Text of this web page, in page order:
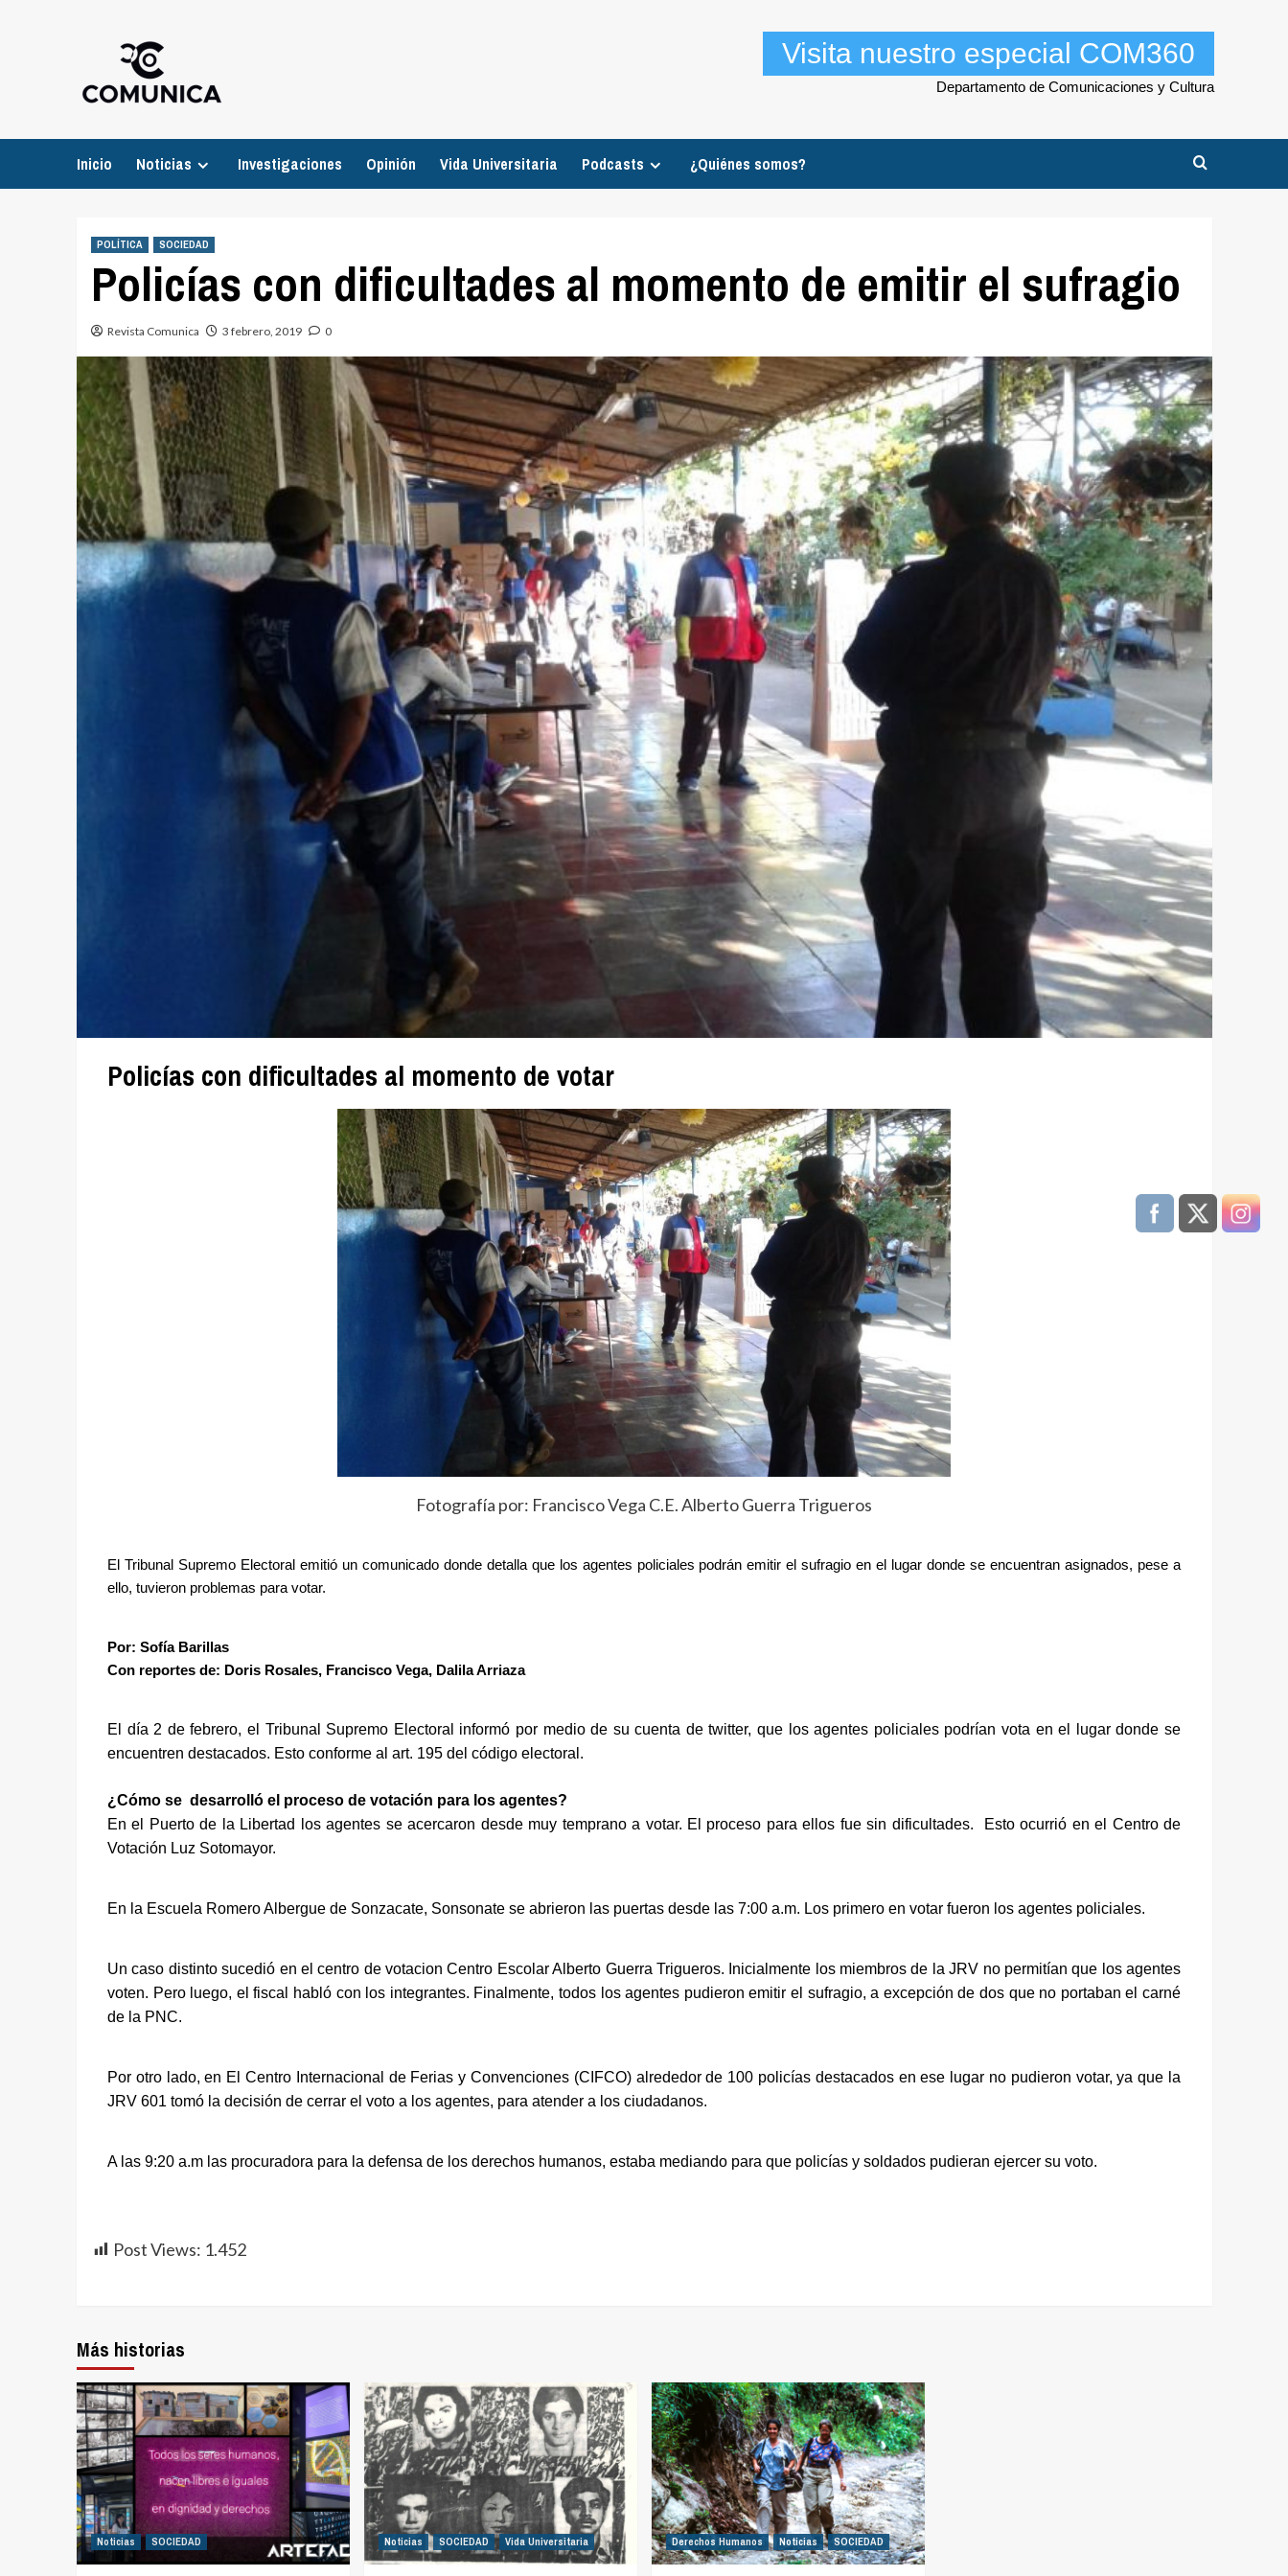
Inicio Noticias Investigaciones Opinión Vida Universitaria Podcasts ¿Quiénes somos?
POLÍTICA SOCIEDAD
Policías con dificultades al momento de emitir el sufragio
Revista Comunica 3 febrero, 2019 0
Policías con dificultades al momento de votar
Fotografía por: Francisco Vega C.E. Alberto Guerra Trigueros
El Tribunal Supremo Electoral emitió un comunicado donde detalla que los agentes policiales podrán emitir el sufragio en el lugar donde se encuentran asignados, pese a
ello, tuvieron problemas para votar.
Por: Sofía Barillas
Con reportes de: Doris Rosales, Francisco Vega, Dalila Arriaza
El día 2 de febrero, el Tribunal Supremo Electoral informó por medio de su cuenta de twitter, que los agentes policiales podrían vota en el lugar donde se
encuentren destacados. Esto conforme al art. 195 del código electoral.
¿Cómo se  desarrolló el proceso de votación para los agentes?
En el Puerto de la Libertad los agentes se acercaron desde muy temprano a votar. El proceso para ellos fue sin dificultades.  Esto ocurrió en el Centro de
Votación Luz Sotomayor.
En la Escuela Romero Albergue de Sonzacate, Sonsonate se abrieron las puertas desde las 7:00 a.m. Los primero en votar fueron los agentes policiales.
Un caso distinto sucedió en el centro de votacion Centro Escolar Alberto Guerra Trigueros. Inicialmente los miembros de la JRV no permitían que los agentes
voten. Pero luego, el fiscal habló con los integrantes. Finalmente, todos los agentes pudieron emitir el sufragio, a excepción de dos que no portaban el carné
de la PNC.
Por otro lado, en El Centro Internacional de Ferias y Convenciones (CIFCO) alrededor de 100 policías destacados en ese lugar no pudieron votar, ya que la
JRV 601 tomó la decisión de cerrar el voto a los agentes, para atender a los ciudadanos.
A las 9:20 a.m las procuradora para la defensa de los derechos humanos, estaba mediando para que policías y soldados pudieran ejercer su voto.
Post Views: 1.452
Más historias
Noticias SOCIEDAD Noticias SOCIEDAD Vida Universitaria Derechos Humanos Noticias SOCIEDAD
Departamento de Comunicaciones y Cultura
Visita nuestro especial COM360